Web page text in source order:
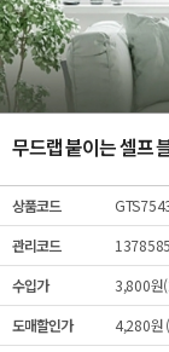
무드랩 붙이는 셀프
상품코드
관리코드
1378585
수입가
3,800원
도매할인가
4,280원